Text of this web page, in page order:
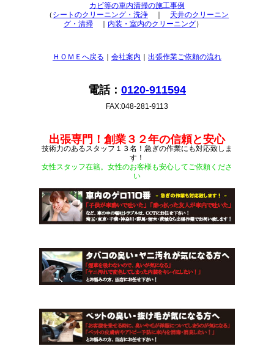
カビ等の車内清掃の施工事例
（ シートのクリーニング・洗浄
天井のクリーニン
グ・清掃
内装・室内のクリーニング）
ＨＯＭＥへ戻る 会社案内 出張作業ご依頼の流れ
電話： 0120-911594
FAX:048-281-9113
出張専門！創業３２年の信頼と安心
技術力のあるスタッフ１３名！急ぎの作業にも対応致しま
す！
女性スタッフ在籍。女性のお客様も安心してご依頼くださ
い